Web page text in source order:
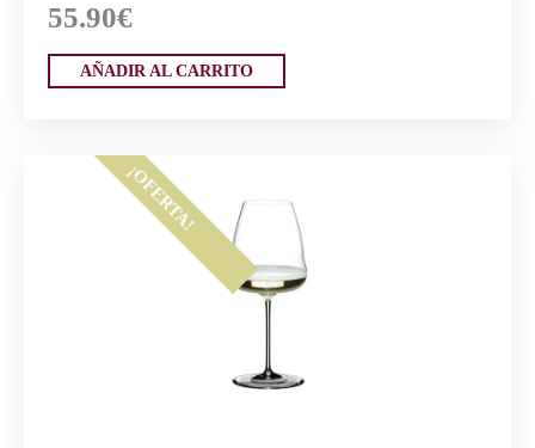
55.90€
AÑADIR AL CARRITO
¡OFERTA!